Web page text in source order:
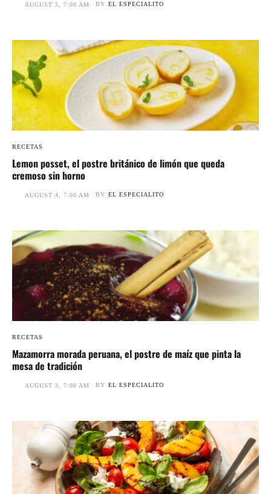
AUGUST 5, 7:00 AM BY EL ESPECIALITO
RECETAS
Lemon posset, el postre británico de limón que queda
cremoso sin horno
AUGUST 4, 7:00 AM BY EL ESPECIALITO
RECETAS
Mazamorra morada peruana, el postre de maíz que pinta la
mesa de tradición
AUGUST 3, 7:00 AM BY EL ESPECIALITO